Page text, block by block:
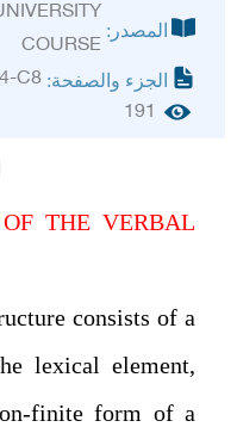
المصدر:
COURSE
الجزء والصفحة: C8
191
THE VERBAL
consists of a
lexical element,
finite form of a